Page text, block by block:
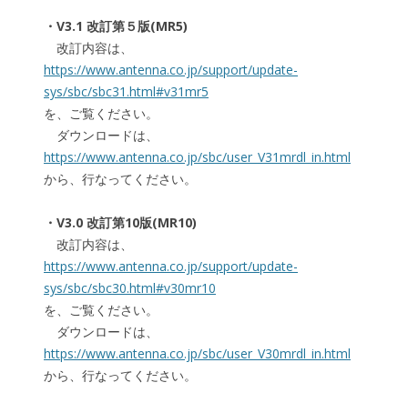
・V3.1 改訂第５版(MR5)
改訂内容は、
https://www.antenna.co.jp/support/update-
sys/sbc/sbc31.html#v31mr5
を、ご覧ください。
ダウンロードは、
https://www.antenna.co.jp/sbc/user_V31mrdl_in.html
から、行なってください。
・V3.0 改訂第10版(MR10)
改訂内容は、
https://www.antenna.co.jp/support/update-
sys/sbc/sbc30.html#v30mr10
を、ご覧ください。
ダウンロードは、
https://www.antenna.co.jp/sbc/user_V30mrdl_in.html
から、行なってください。